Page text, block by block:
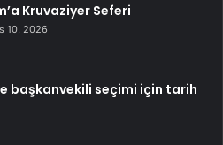
Kruvaziyer Seferi
10, 2026
başkanvekili seçimi için tarih